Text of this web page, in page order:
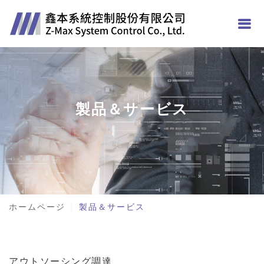
製品＆サービス
ホームページ 製品＆サービス
アウトソーシング調達